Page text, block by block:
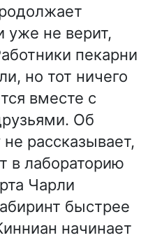
уже не верит,
пекарни
но тот ничего
вместе с
Об
рассказывает,
в лабораторию
Чарли
быстрее
начинает